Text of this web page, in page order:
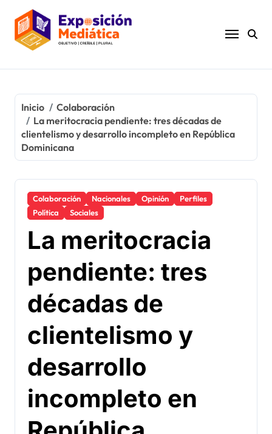
contenido
Inicio
Colaboración
La meritocracia pendiente: tres décadas de
clientelismo y desarrollo incompleto en República
Dominicana
Colaboración Nacionales Opinión
Perfiles
Política
Sociales
La meritocracia
pendiente: tres
décadas de
clientelismo y
desarrollo
incompleto en